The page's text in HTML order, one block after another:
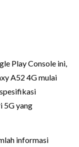
Play Console ini,
A52 4G mulai
5G yang
informasi